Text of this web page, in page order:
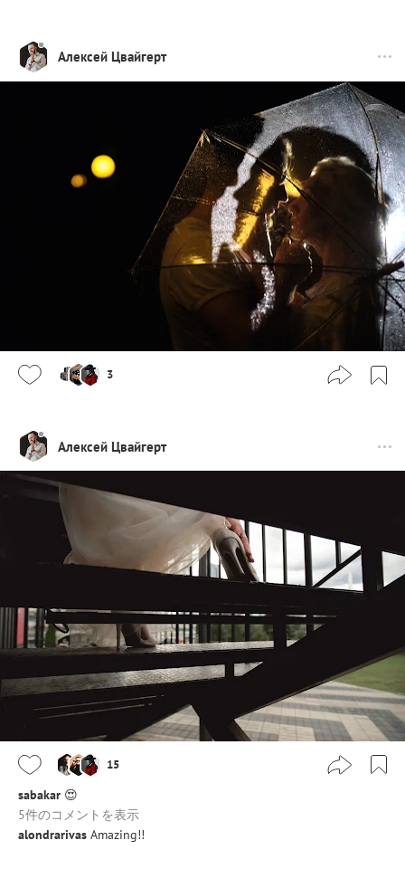
Алексей Цвайгерт
3
Алексей Цвайгерт
15
sabakar 😍
5件のコメントを表示
alondrarivas Amazing!!